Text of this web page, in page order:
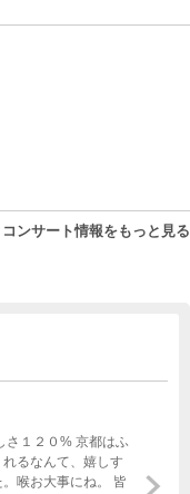
ンサート情報をもっと見る
さ１２０% 京都はふ
るなんて、嬉しす
喉お大事にね。 皆